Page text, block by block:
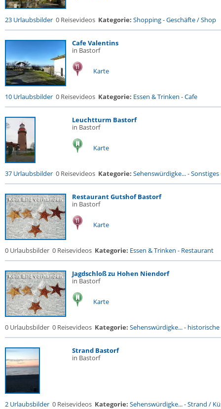
23 Urlaubsbilder 0 Reisevideos Kategorie: Shopping-Geschäfte / Shop
Cafe Valentins
in Bastorf
Karte
10 Urlaubsbilder 0 Reisevideos Kategorie: Essen & Trinken -Cafe
Leuchtturm Bastorf
in Bastorf
Karte
37 Urlaubsbilder 0 Reisevideos Kategorie: Sehenswürdigke...-
Restaurant Gutshof Bastorf
in Bastorf
Karte
0 Urlaubsbilder 0 Reisevideos Kategorie: Essen & Trinken - Restaurant
Jagdschloß zu Hohen Niendorf
in Bastorf
Karte
0 Urlaubsbilder 0 Reisevideos Kategorie: Sehenswürdigke...- historische
Strand Bastorf
in Bastorf
2 Urlaubsbilder 0 Reisevideos Kategorie: Sehenswürdigke...-Strand /